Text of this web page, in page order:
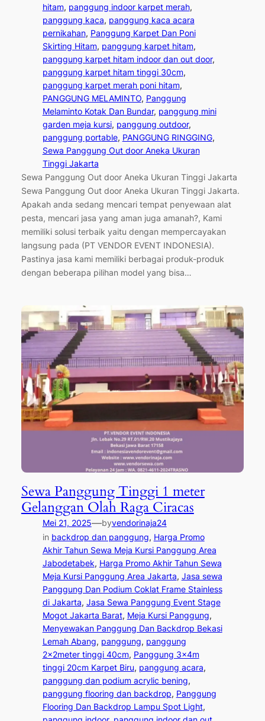
hitam, panggung indoor karpet merah
panggung kaca, panggung kaca acara
pernikahan, Panggung Karpet Dan Poni
Skirting Hitam, panggung karpet hitam
panggung karpet hitam indoor dan out door
panggung karpet hitam tinggi 30cm
panggung karpet merah poni hitam
PANGGUNG MELAMINTO, Panggung
Melaminto Kotak Dan Bundar, panggung mini
garden meja kursi, panggung outdoor
panggung portable, PANGGUNG RINGGING
Sewa Panggung Out door Aneka Ukuran
Tinggi Jakarta
Sewa Panggung Out door Aneka Ukuran Tinggi Jakarta
Sewa Panggung Out door Aneka Ukuran Tinggi Jakarta.
Apakah anda sedang mencari tempat penyewaan alat
pesta, mencari jasa yang aman juga amanah?, Kami
memiliki solusi terbaik yaitu dengan mempercayakan
langsung pada (PT VENDOR EVENT INDONESIA).
Pastinya jasa kami memiliki berbagai produk-produk
dengan beberapa pilihan model yang bisa…
Sewa Panggung Tinggi 1 meter
Gelanggan Olah Raga Ciracas
Mei 21, 2025—byvendorinaja24
in backdrop dan panggung, Harga Promo
Akhir Tahun Sewa Meja Kursi Panggung Area
Jabodetabek, Harga Promo Akhir Tahun Sewa
Meja Kursi Panggung Area Jakarta, Jasa sewa
Panggung Dan Podium Coklat Frame Stainless
di Jakarta, Jasa Sewa Panggung Event Stage
Mogot Jakarta Barat, Meja Kursi Panggung
Menyewakan Panggung Dan Backdrop Bekasi
Lemah Abang, panggung, panggung
2x2meter tinggi 40cm, Panggung 3x4m
tinggi 20cm Karpet Biru, panggung acara
panggung dan podium acrylic bening
panggung flooring dan backdrop, Panggung
Flooring Dan Backdrop Lampu Spot Light